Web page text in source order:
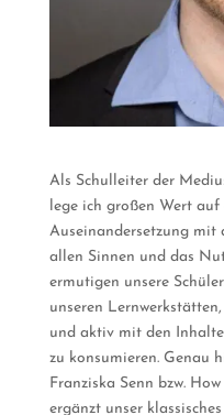
Als Schulleiter der
lege ich großen Wert
Auseinandersetzung mit
allen Sinnen und das
ermutigen unsere
unseren
und aktiv mit den
zu konsumieren. Genau
Franziska Senn bzw.
ergänzt unser